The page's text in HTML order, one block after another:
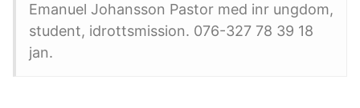
Emanuel Johansson Pastor med inr ungdom,
student, idrottsmission. 076-327 78 39 18
jan.